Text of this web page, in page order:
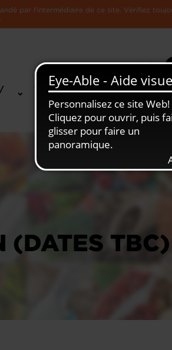
par l'intermédiaire de ce site. Vérifiez
Recherche
Toute
L'Economie
(DATES TBC)